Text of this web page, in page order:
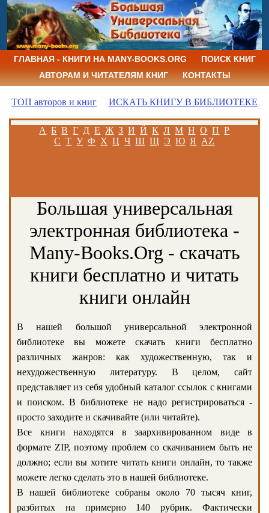
ГЛАВНАЯ - КНИГИ НА MANY-BOOKS.ORG
ПОИСК КНИГ
АВТОРАМ И ЧИТАТЕЛЯМ КНИГ
КОНТАКТЫ
ТОП авторов и книг ИСКАТЬ КНИГУ В БИБЛИОТЕКЕ
А Б В Г Д Е Ж З И Й К Л М Н О П Р
С Т У Ф Х Ц Ч Ш Щ Э Ю Я AZ
Большая универсальная
электронная библиотека -
Many-Books.Org - скачать
книги бесплатно и читать
книги онлайн
В нашей большой универсальной электронной
библиотеке вы можете скачать книги бесплатно
различных жанров: как художественную, так и
нехудожественную литературу. В целом, сайт
представляет из себя удобный каталог ссылок с книгами
и поиском. В библиотеке не надо регистрироваться -
просто заходите и скачивайте (или читайте).
Все книги находятся в заархивированном виде в
формате ZIP, поэтому проблем со скачиванием быть не
должно; если вы хотите читать книги онлайн, то также
можете легко сделать это в нашей библиотеке.
В нашей библиотеке собраны около 70 тысяч книг,
разбитых на примерно 140 рубрик. Фактически